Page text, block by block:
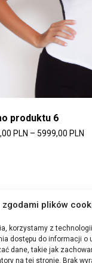
zgodami plików
korzystamy z
dostępu do informacji o
dane, takie jak
na tej stronie. Brak
produktu 6
PLN – 5999,00 PLN